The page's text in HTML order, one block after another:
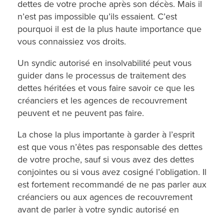
dettes de votre proche après son décès. Mais il
n’est pas impossible qu’ils essaient. C’est
pourquoi il est de la plus haute importance que
vous connaissiez vos droits.
Un syndic autorisé en insolvabilité peut vous
guider dans le processus de traitement des
dettes héritées et vous faire savoir ce que les
créanciers et les agences de recouvrement
peuvent et ne peuvent pas faire.
La chose la plus importante à garder à l’esprit
est que vous n’êtes pas responsable des dettes
de votre proche, sauf si vous avez des dettes
conjointes ou si vous avez cosigné l’obligation. Il
est fortement recommandé de ne pas parler aux
créanciers ou aux agences de recouvrement
avant de parler à votre syndic autorisé en